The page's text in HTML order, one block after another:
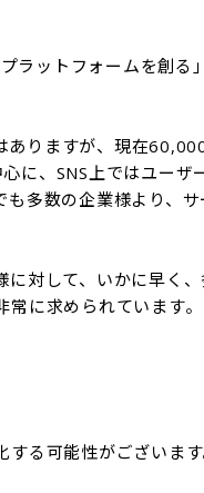
ラットフォームを創る
ありますが、現在
に、SNS上ではユーザ
多数の企業様より、
対して、いかに早く
に求められています。
る可能性がございます